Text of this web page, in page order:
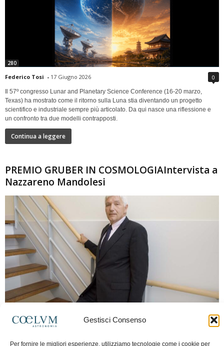
Gestisci Consenso
Per fornire le migliori esperienze, utilizziamo tecnologie come i cookie per
280
Federico Tosi - 17 Giugno 2026 0
Il 57º congresso Lunar and Planetary Science Conference (16-20 marzo,
Texas) ha mostrato come il ritorno sulla Luna stia diventando un progetto
scientifico e industriale sempre più articolato. Da qui nasce una riflessione e
un confronto tra due modelli contrapposti.
Continua a leggere
PREMIO GRUBER IN COSMOLOGIAIntervista a
Nazzareno Mandolesi
Frida Paolella - 16 Giugno 2026 0
spaziale europea e della missione Planck. Il dialogo ripercorre i principali